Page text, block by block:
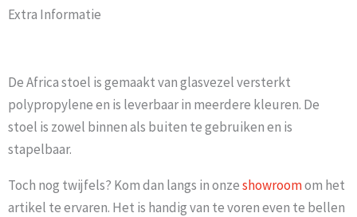
Extra Informatie
De Africa stoel is gemaakt van glasvezel versterkt
polypropylene en is leverbaar in meerdere kleuren. De
stoel is zowel binnen als buiten te gebruiken en is
stapelbaar.
Toch nog twijfels? Kom dan langs in onzeshowroomom het
artikel te ervaren. Het is handig van te voren even te bellen